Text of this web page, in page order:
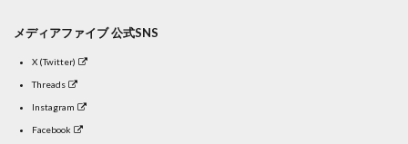
メディアファイブ 公式SNS
X (Twitter)
Threads
Instagram
Facebook